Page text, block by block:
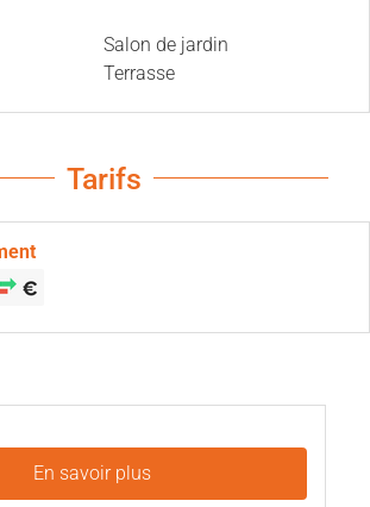
Salon de jardin
Terrasse
Tarifs
En savoir plus